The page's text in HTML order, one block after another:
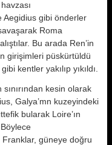
Aegidius gibi önderler
Roma
Bu arada Ren’in
girişimleri püskürtüldü
kentler yakılıp yıkıldı.
kesin olarak
Galya’mn kuzeyindeki
bularak Loire’ın
güneye doğru